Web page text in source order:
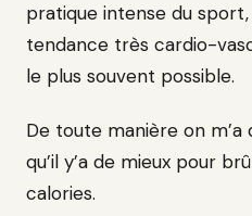
pratique intense du
tendance très cardio-
le plus souvent possible.
De toute manière on m’a
qu’il y’a de mieux pour
calories.